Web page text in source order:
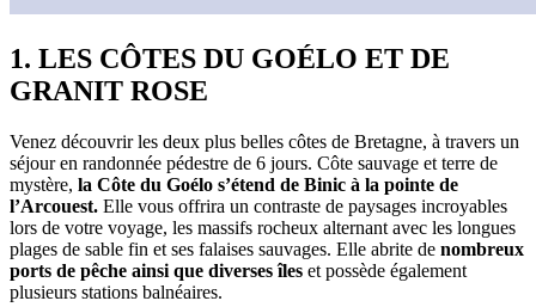
1. LES CÔTES DU GOÉLO ET DE
GRANIT ROSE
Venez découvrir les deux plus belles côtes de Bretagne, à travers un
séjour en randonnée pédestre de 6 jours. Côte sauvage et terre de
mystère, la Côte du Goélo s’étend de Binic à la pointe de
l’Arcouest. Elle vous offrira un contraste de paysages incroyables
lors de votre voyage, les massifs rocheux alternant avec les longues
plages de sable fin et ses falaises sauvages. Elle abrite de nombreux
ports de pêche ainsi que diverses îles et possède également
plusieurs stations balnéaires.